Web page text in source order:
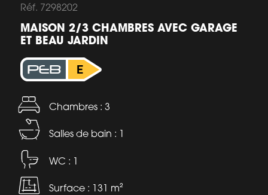
Réf. 7298202
MAISON 2/3 CHAMBRES AVEC GARAGE
ET BEAU JARDIN
Chambres : 3
Salles de bain : 1
WC : 1
Surface : 131 m²